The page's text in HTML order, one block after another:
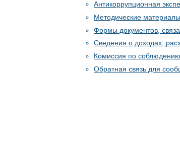
Антикоррупционная
Методические материалы
Формы документов,
Сведения о доходах,
Комиссия по
Обратная связь для